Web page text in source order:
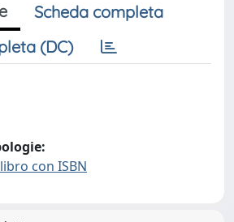
Scheda completa
(DC)
con ISBN